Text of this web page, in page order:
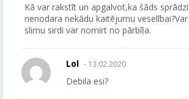
Kā var rakstīt un apgalvot,ka šāds
nenodara nekādu kaitējumu veselībai?Var
slimu sirdi var nomirt no pārbīļa.
Lol - 13.02.2020
Debila esi?